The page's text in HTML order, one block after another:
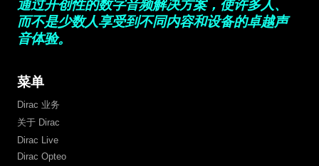
通过开创性的数字音频解决方案，使许多人、
而不是少数人享受到不同内容和设备的卓越声
音体验。
菜单
Dirac 业务
关于 Dirac
Dirac Live
Dirac Opteo